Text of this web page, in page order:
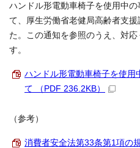
ハンドル形電動車椅子を使用中
て、厚生労働省老健局高齢者支
た。この通知を参照のうえ、対
す。
ハンドル形電動車椅子を使用
て （PDF 236.2KB）
（参考）
消費者安全法第33条第1項の